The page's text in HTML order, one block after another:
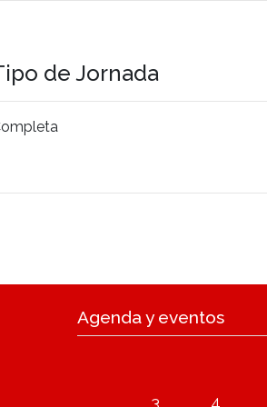
de Jornada
Agenda y eventos
3
4